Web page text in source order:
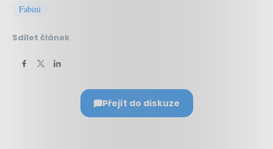
Fabini
Sdílet článek
Přejít do diskuze